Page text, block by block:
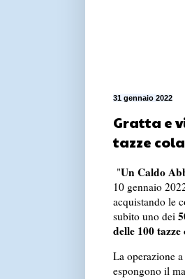
31 gennaio 2022
Gratta e
tazze
"Un Caldo
10 gennaio
acquistando le
subito uno dei
delle 100
La operazione
espongono il